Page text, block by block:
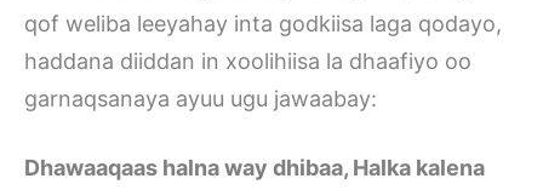
qof weliba leeyahay inta godkiisa laga qodayo,
haddana diiddan in xoolihiisa la dhaafiyo oo
garnaqsanaya ayuu ugu jawaabay:
Dhawaaqaas halna way dhibaa, Halka kalena